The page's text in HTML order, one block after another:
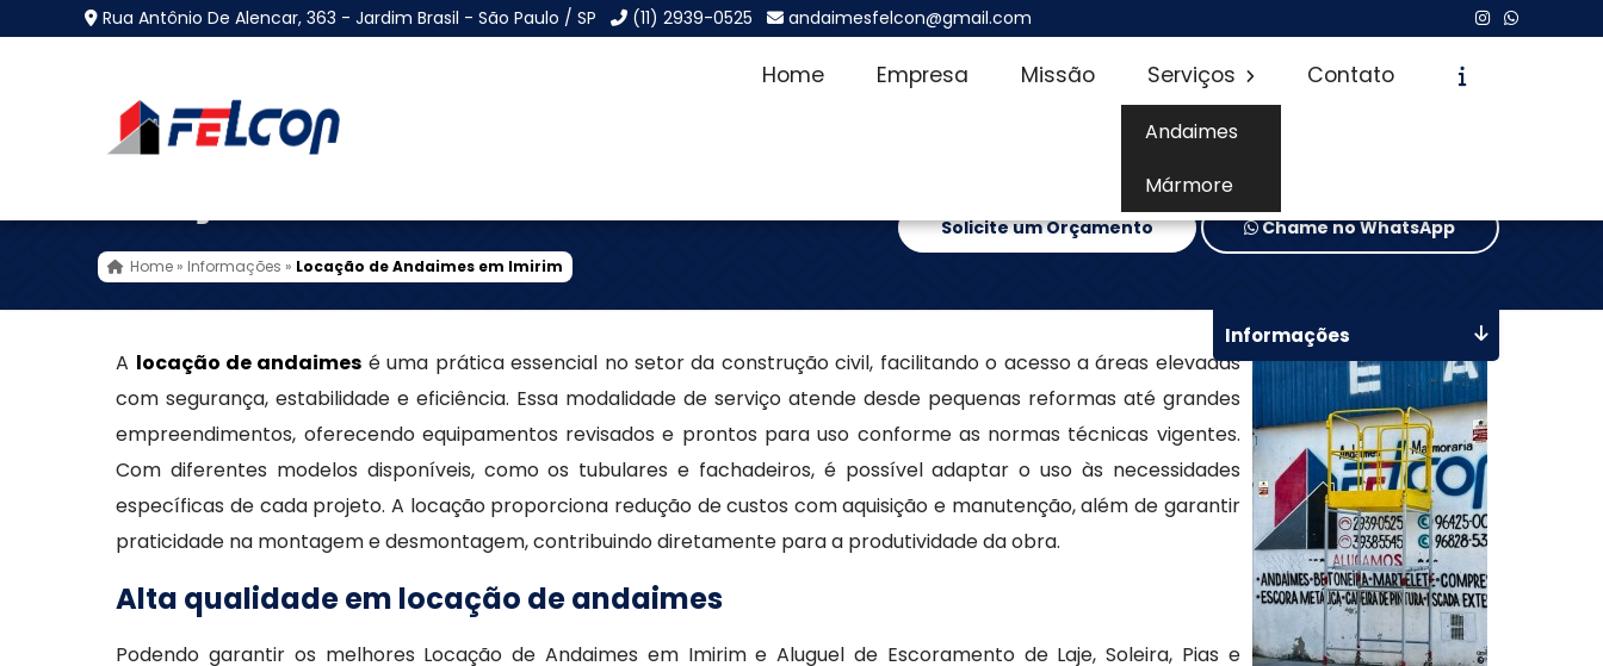
Rua Antônio De Alencar, 363 - Jardim Brasil - São Paulo / SP (11) 2939-0525 andaimesfelcon@gmail.com
Home Empresa Missão Serviços
Andaimes
Mármore
Contato
Home » Informações » Locação de Andaimes em Imirim
Solicite um Orçamento Chame no WhatsApp
A locação de andaimes é uma prática essencial no setor da construção civil, facilitando o acesso a áreas elevadas
com segurança, estabilidade e eficiência. Essa modalidade de serviço atende desde pequenas reformas até grandes
empreendimentos, oferecendo equipamentos revisados e prontos para uso conforme as normas técnicas vigentes.
Com diferentes modelos disponíveis, como os tubulares e fachadeiros, é possível adaptar o uso às necessidades
específicas de cada projeto. A locação proporciona redução de custos com aquisição e manutenção, além de garantir
praticidade na montagem e desmontagem, contribuindo diretamente para a produtividade da obra.
Alta qualidade em locação de andaimes
Podendo garantir os melhores Locação de Andaimes em Imirim e Aluguel de Escoramento de Laje, Soleira, Pias e
Informações